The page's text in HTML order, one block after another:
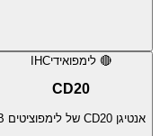
🔴 לימפואידיIHC
CD20
אנטיגן CD20 של לימפוציטים B